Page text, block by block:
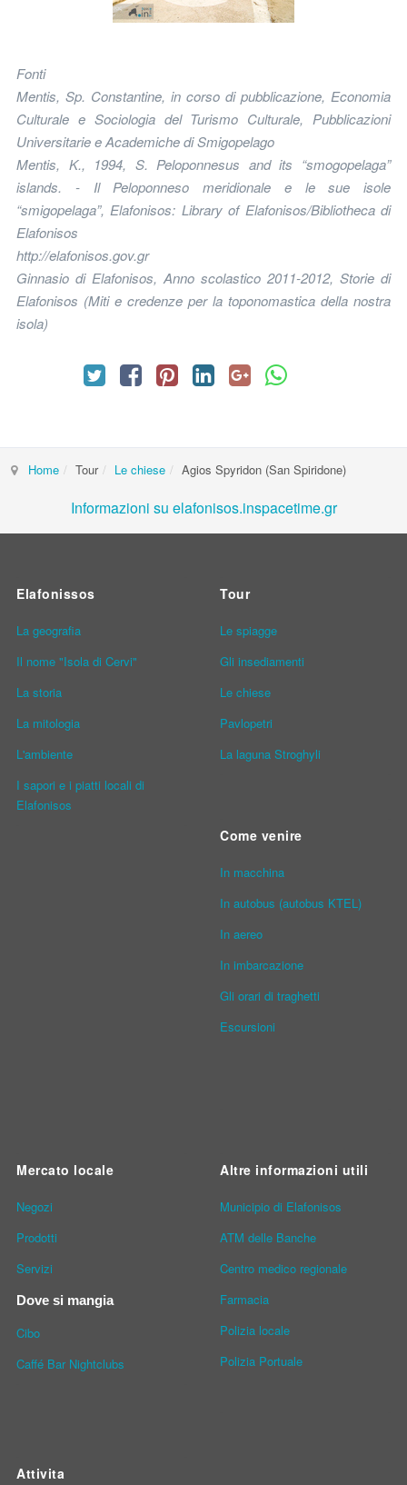
Fonti
Mentis, Sp. Constantine, in corso di pubblicazione, Economia
Culturale e Sociologia del Turismo Culturale, Pubblicazioni
Universitarie e Academiche di Smigopelago
Mentis, K., 1994, S. Peloponnesus and its “smogopelaga”
islands. - Il Peloponneso meridionale e le sue isole
“smigopelaga”, Elafonisos: Library of Elafonisos/Bibliotheca di
Elafonisos
http://elafonisos.gov.gr
Ginnasio di Elafonisos, Anno scolastico 2011-2012, Storie di
Elafonisos (Miti e credenze per la toponomastica della nostra
isola)
Home Tour Le chiese Agios Spyridon (San Spiridone)
Informazioni su elafonisos.inspacetime.gr
Elafonissos
La geografia
Il nome "Isola di Cervi"
La storia
La mitologia
L'ambiente
I sapori e i piatti locali di
Elafonisos
Tour
Le spiagge
Gli insediamenti
Le chiese
Pavlopetri
La laguna Stroghyli
Come venire
In macchina
In autobus (autobus KTEL)
In aereo
In imbarcazione
Gli orari di traghetti
Escursioni
Mercato locale
Νegozi
Prodotti
Servizi
Dove si mangia
Cibo
Caffé Bar Nightclubs
Altre informazioni utili
Municipio di Elafonisos
ATM delle Banche
Centro medico regionale
Farmacia
Polizia locale
Polizia Portuale
Attivita